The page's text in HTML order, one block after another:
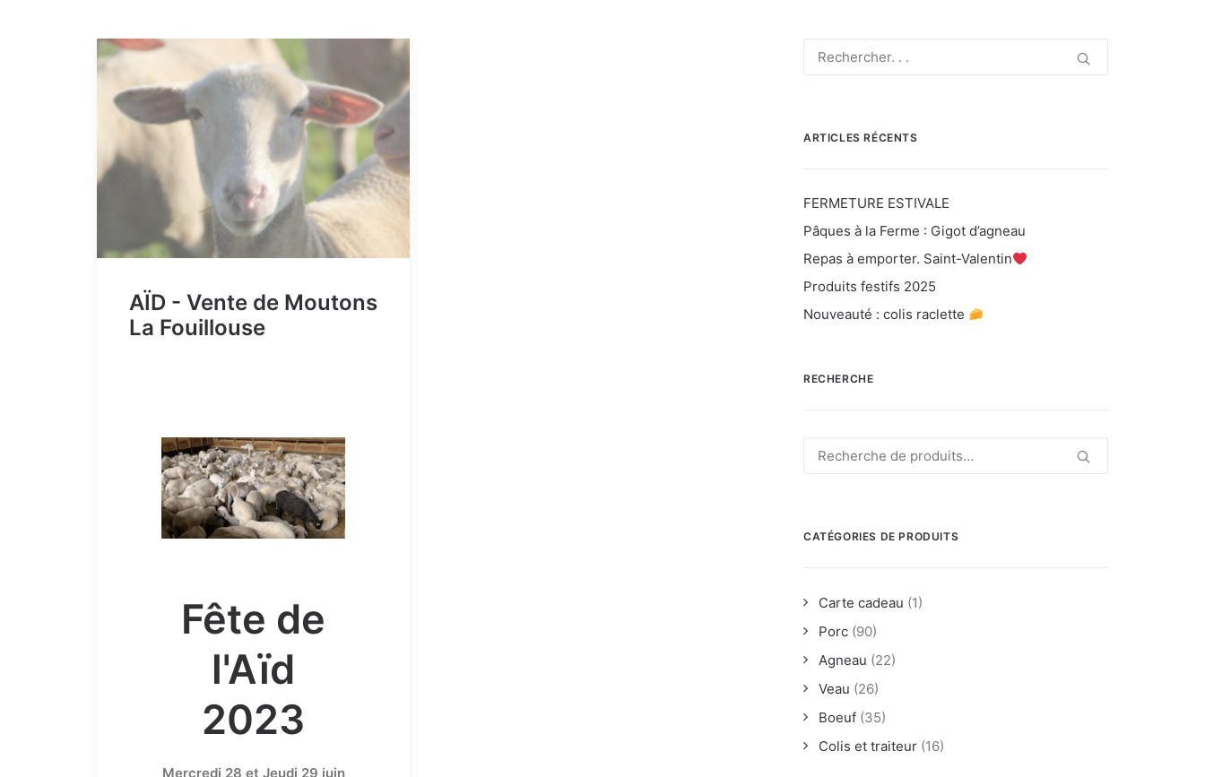
AÏD - Vente de Moutons
La Fouillouse
Fête de
l'Aïd
2023
Mercredi 28 et Jeudi 29 juin
ARTICLES RÉCENTS
FERMETURE ESTIVALE
Pâques à la Ferme : Gigot d’agneau
Repas à emporter. Saint-Valentin
Produits festifs 2025
Nouveauté : colis raclette
RECHERCHE
Recherche
CATÉGORIES DE PRODUITS
Carte cadeau (1)
Porc (90)
Agneau (22)
Veau (26)
Boeuf (35)
Colis et traiteur (16)